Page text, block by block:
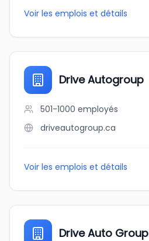
Voir les emplois et détails
Drive Autogroup
501-1000 employés
driveautogroup.ca
Voir les emplois et détails
Drive Auto Group